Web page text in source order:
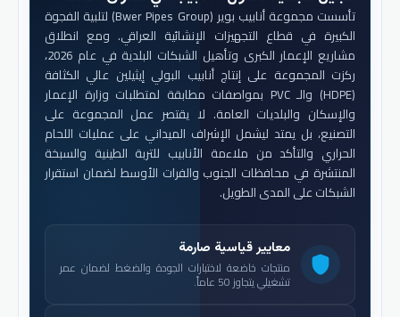
تأسست مجموعة أنابيب بوير (Bwer Pipes Group) لتلبية الفجوة
الكبيرة في قطاع التجهيزات الإنشائية العراقي. ومع انطلاق
مشاريع الإعمار الكبرى وتأهيل الشبكات البلدية في عام 2026،
ركزت المجموعة على إنتاج أنابيب البولي إيثيلين عالي الكثافة
(HDPE) والـ PVC بمواصفات مطابقة لمتطلبات وزارة الإعمار
والإسكان والبلديات العامة. لا يقتصر عمل المجموعة على
التصنيع، بل يمتد ليشمل الإشراف الميداني على عمليات اللحام
الحراري والتأكد من ملاءمة الأنابيب للتربة الطينية والسبخة
المنتشرة في محافظات الجنوب والفرات الأوسط لضمان استقرار
الشبكات على المدى الطويل.
shield
معايير قياسية صارمة
منتجات خاضعة لاختبارات الجودة والضغط لضمان عمر
تشغيلي يتجاوز 50 عاماً.